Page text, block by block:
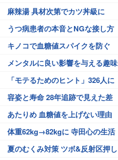
麻辣湯 具材次第でカツ丼級に
うつ病患者の本音とNGな接し方
キノコで血糖値スパイクを防ぐ
メンタルに良い影響を与える趣味
「モテるためのヒント」326人に
容姿と寿命 28年追跡で見えた差
あたりめ 血糖値を上げない理由
体重62kg→82kgに 寺田心の生活
夏のむくみ対策 ツボ&反射区押し